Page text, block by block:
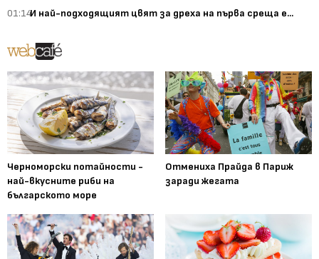
01:14И най-подходящият цвят за дреха на първа среща е...
Черноморски потайности -
най-вкусните риби на
българското море
Отмениха Прайда в Париж
заради жегата